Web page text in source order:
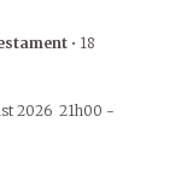
• 18
2026 21h00 -